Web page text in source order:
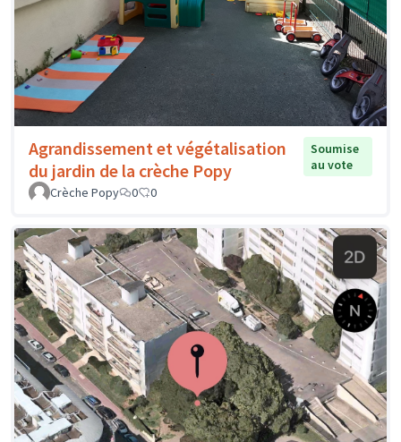
Agrandissement et végétalisation
du jardin de la crèche Popy
Soumise
au vote
Crèche Popy
0 0